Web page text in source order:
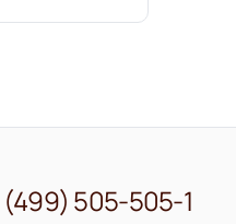
(499) 505-505-1